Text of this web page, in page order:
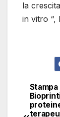
la
in vitro “,
fibra. A)
Stampa